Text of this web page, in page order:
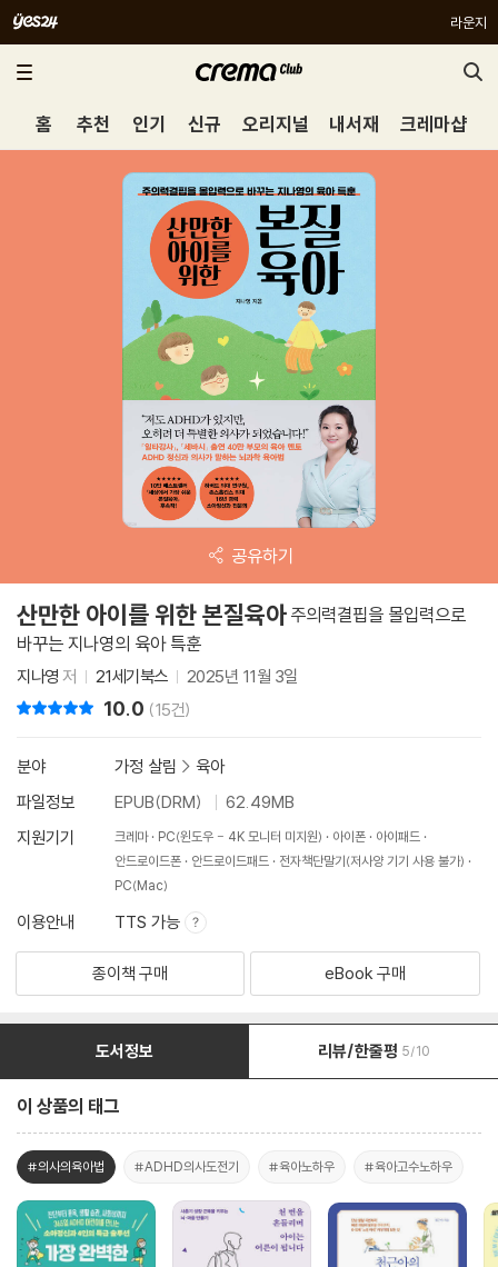
라운지
홈 추천 인기 신규 오리지널 내서재 크레마샵
공유하기
산만한 아이를 위한 본질육아 주의력결핍을 몰입력으로
바꾸는 지나영의 육아 특훈
지나영 저 21세기북스 2025년 11월 3일
10.0 (15건)
분야 가정 살림 > 육아
파일정보
EPUB(DRM)
62.49MB
지원기기
크레마 PC(윈도우 - 4K 모니터 미지원) 아이폰
아이패드
안드로이드폰
안드로이드패드
전자책단말기(저사양 기기 사용 불가)
PC(Mac)
이용안내 TTS 가능
종이책 구매 eBook 구매
도서정보 리뷰/한줄평 5/10
이 상품의 태그
#의사의육아법 #ADHD의사도전기 #육아노하우 #육아고수노하우